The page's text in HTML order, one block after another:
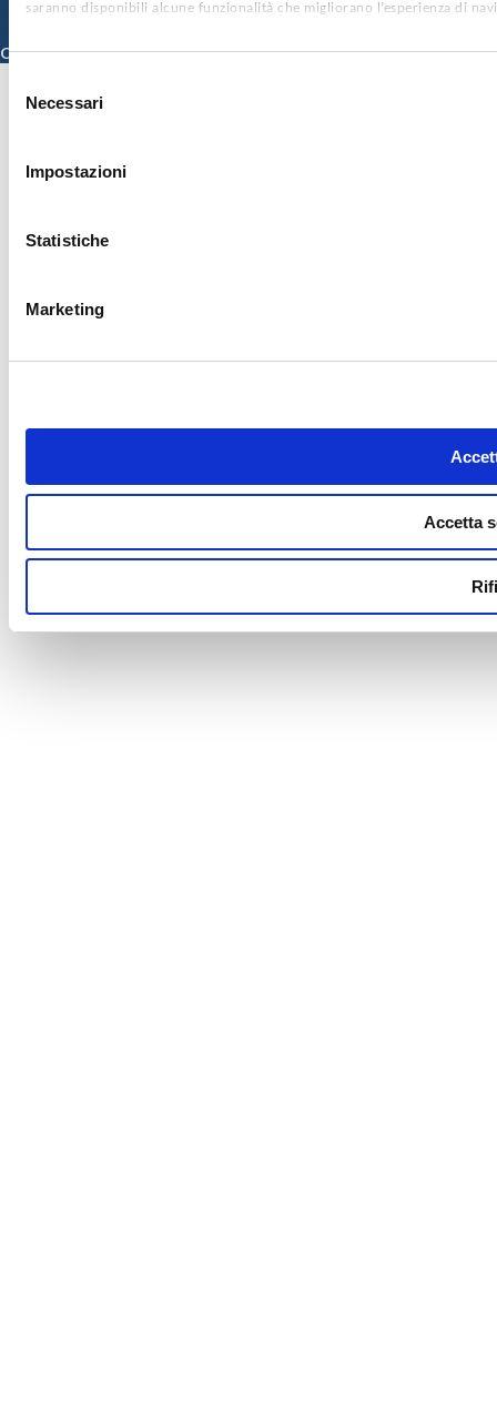
saranno disponibili alcune funzionalità che migliorano l’esperienza di
delNecessari
Impostazioni
Statistiche
Marketing
Accetta
© 2026 ISMETT (Istituto Mediterraneo per i Trapianti e Terapie ad Alta
Credits